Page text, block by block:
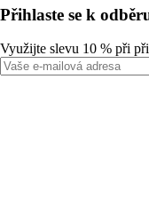
Přihlaste se k
Využijte slevu 10 % při